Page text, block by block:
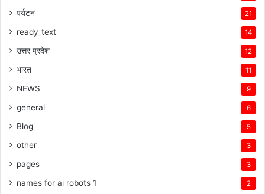
पर्यटन 21
ready_text 14
उत्तर प्रदेश 12
भारत 11
NEWS 9
general 6
Blog 5
other 3
pages 3
names for ai robots 1 2